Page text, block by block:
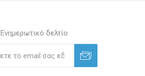
Ενημερωτικό δελτίο